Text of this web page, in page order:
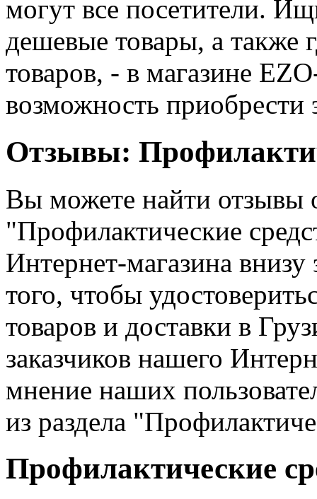
могут все посетители.
дешевые товары, а также
товаров, - в магазине
возможность
Отзывы:
Вы можете найти отзывы
"Профилактические
Интернет-магазина
того, чтобы
товаров и доставки в
заказчиков нашего
мнение наших
из раздела
Профилактические